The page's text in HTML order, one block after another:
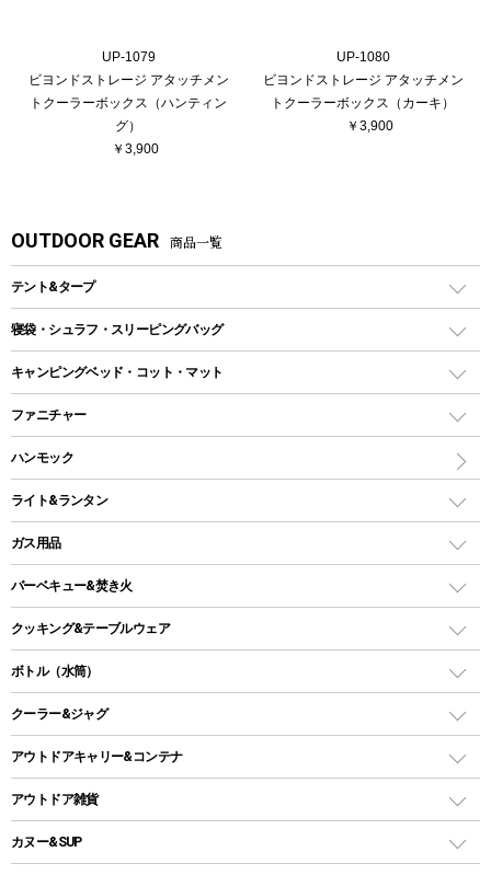
UP-1079
ビヨンドストレージ アタッチメン
トクーラーボックス（ハンティン
グ）
￥3,900
UP-1080
ビヨンドストレージ アタッチメン
トクーラーボックス（カーキ）
￥3,900
OUTDOOR GEAR 商品一覧
テント&タープ
テント
ツールームテント
ワンポールテント
シェルターテント
ロッジ型・オリジナルテント
タープ
スクエアタープ（レクタタープ）
メッシュタープ
自立式タープ
パラソル
テントアクセサリー
ペグ
寝袋・シュラフ・スリーピングバッグ
レクタングラー型（封筒型）シュラフ
インナーシュラフ
キャンピングベッド・コット・マット
キャンピングベッド・コット
インフレータブルマット
ファニチャー
アウトドアテーブル
レジャーシート
ハンモック
ライト&ランタン
LEDランタン
ガスランタン
オイルランタン
LEDライト
ヘッドライト
キャンドル
ガス用品
ガスバーナー
ガス缶
ガストーチ、ライター
バーベキュー&焚き火
バーベキューコンロ、グリル
焚き火台タイプ（ロースタイル）グリル
卓上タイプグリル
パーティータイプグリル
鉄板、アミ
クッキング&テーブルウェア
ダッチオーブン
ホットサンドメーカー
クッカーセット
シェラカップ
ボトル（水筒）
ステンレスボトル
コップ付きタイプ
ワンタッチタイプ
プラスチックボトル
クーラー&ジャグ
クーラーボックス
クーラーバッグ
ウォータージャグ
アウトドアキャリー&コンテナ
アウトドアキャリー
アウトドア雑貨
バックパック&バッグ
カヌー&SUP